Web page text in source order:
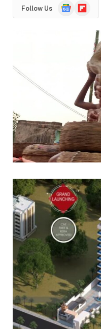
Follow Us
GoogleFlipboard